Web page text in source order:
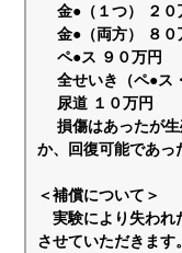
金●（１つ） ２０
金●（両方） ８０
ペ●ス ９０万円
全せいき（ペ●ス
尿道 １０万円
損傷はあったが生
か、回復可能であっ
＜補償について＞
実験により失われ
させていただきます。